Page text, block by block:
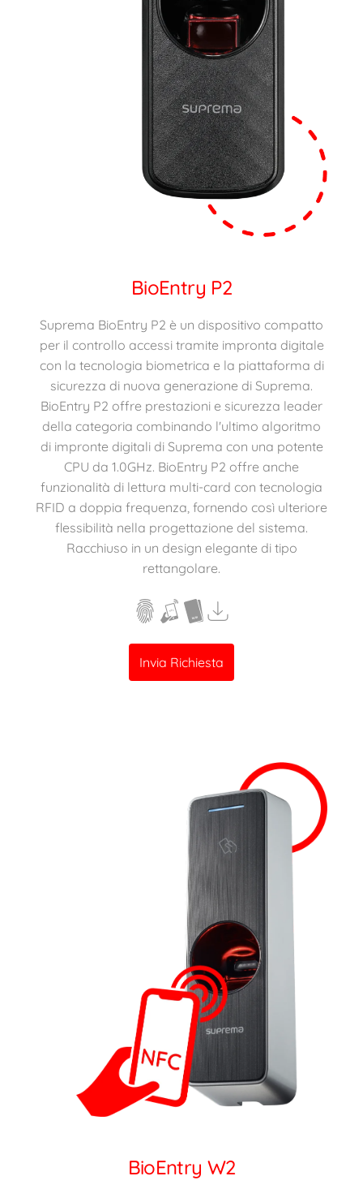
BioEntry P2
Suprema BioEntry P2 è un dispositivo compatto
per il controllo accessi tramite impronta digitale
con la tecnologia biometrica e la piattaforma di
sicurezza di nuova generazione di Suprema.
BioEntry P2 offre prestazioni e sicurezza leader
della categoria combinando l'ultimo algoritmo
di impronte digitali di Suprema con una potente
CPU da 1.0GHz. BioEntry P2 offre anche
funzionalità di lettura multi-card con tecnologia
RFID a doppia frequenza, fornendo così ulteriore
flessibilità nella progettazione del sistema.
Racchiuso in un design elegante di tipo
rettangolare.
Invia Richiesta
BioEntry W2